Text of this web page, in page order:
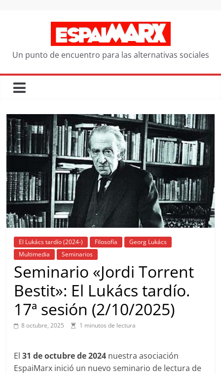
Un punto de encuentro para las alternativas sociales
El Lukács tardío (2024-) Filosofía
Georg Lukács
Multimedia
Seminarios
Seminario «Jordi Torrent
Bestit»: El Lukács tardío.
17ª sesión (2/10/2025)
8 octubre, 2025 1 minutos de lectura
El31 de octubre de 2024 nuestra asociación
EspaiMarx inició un nuevo seminario de lectura de